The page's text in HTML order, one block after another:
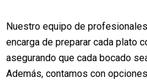
Nuestro equipo de
encarga de preparar cada plato
asegurando que cada bocado
Además, contamos con